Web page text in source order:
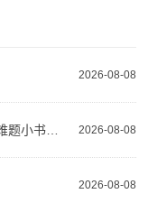
2026-08-08
2026-08-08
2026-08-08